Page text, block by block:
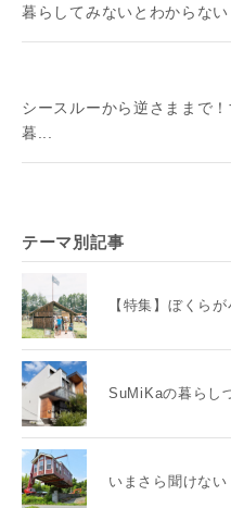
暮らしてみないとわからな
シースルーから逆さままで
暮...
テーマ別記事
【特集】ぼくら
SuMiKaの暮らし
いまさら聞けな